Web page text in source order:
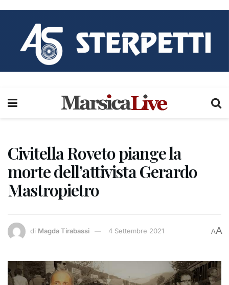
Civitella Roveto piange la
morte dell’attivista Gerardo
Mastropietro
di Magda Tirabassi 4 Settembre 2021 AA